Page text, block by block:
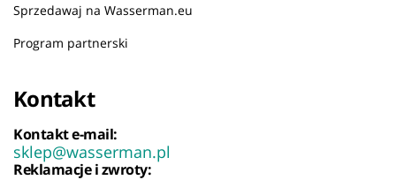
Sprzedawaj na Wasserman.eu
Program partnerski
Kontakt
Kontakt e-mail:
sklep@wasserman.pl
Reklamacje i zwroty: